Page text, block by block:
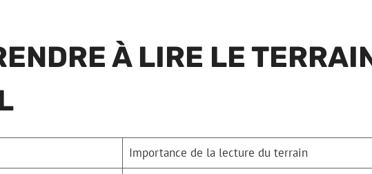
À LIRE LE
Importance de la lecture du terrain